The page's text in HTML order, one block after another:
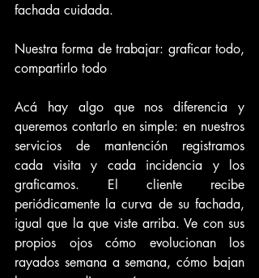
fachada cuidada.
Nuestra forma de trabajar: graficar todo,
compartirlo todo
Acá hay algo que nos diferencia y
queremos contarlo en simple: en nuestros
servicios de mantención registramos
cada visita y cada incidencia y los
graficamos. El cliente recibe
periódicamente la curva de su fachada,
igual que la que viste arriba. Ve con sus
propios ojos cómo evolucionan los
rayados semana a semana, cómo bajan